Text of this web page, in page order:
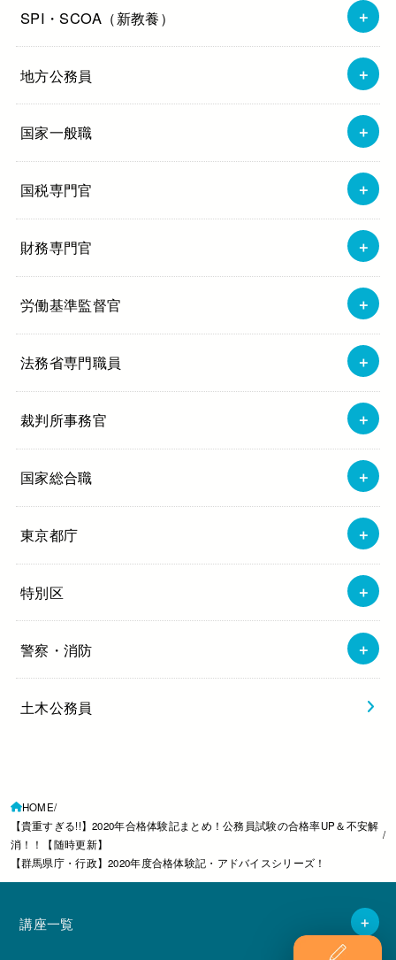
SPI・SCOA（新教養）
地方公務員
国家一般職
国税専門官
財務専門官
労働基準監督官
法務省専門職員
裁判所事務官
国家総合職
東京都庁
特別区
警察・消防
土木公務員
HOME
【貴重すぎる!!】2020年合格体験記まとめ！公務員試験の合格率UP＆不安解
消！！【随時更新】
【群馬県庁・行政】2020年度合格体験記・アドバイスシリーズ！
講座一覧